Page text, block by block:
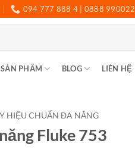
094 777 888 4 | 0888 990022
PHẨM BLOG LIÊN HỆ
HIỆU CHUẨN ĐA NĂNG
Fluke 753